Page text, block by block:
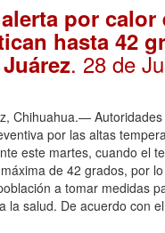
por calor
hasta 42
. 28 de
Chihuahua.—
por las altas
este martes, cuando el
de 42 grados, por
a tomar medidas
la salud. De acuerdo con